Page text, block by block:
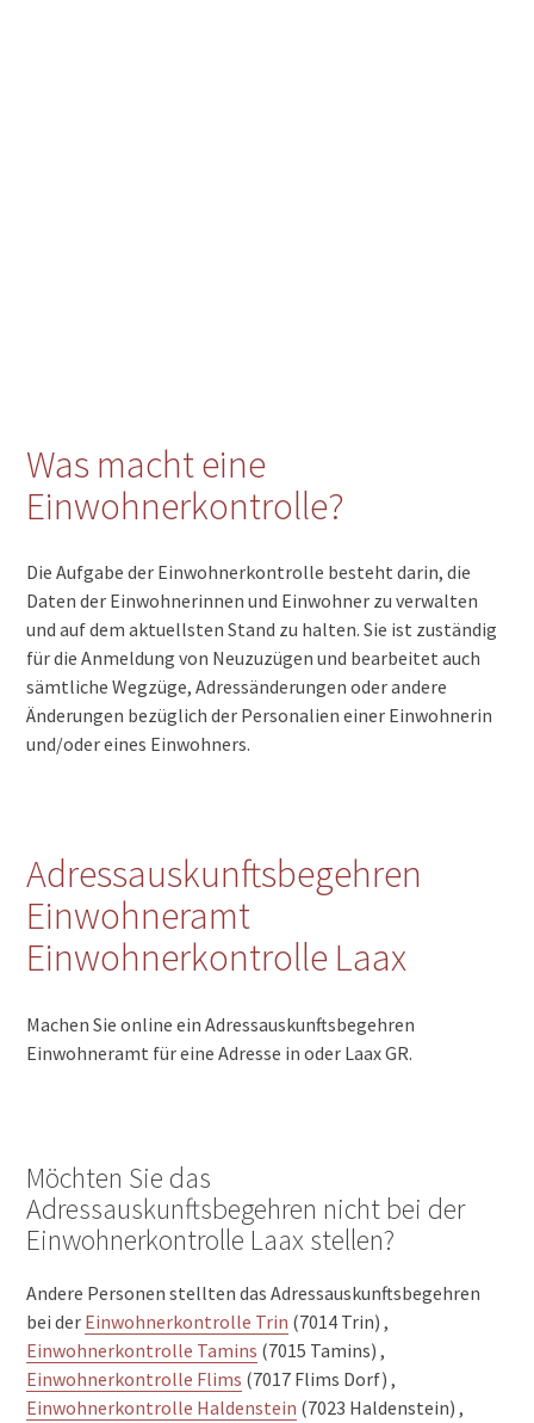
Was macht eine
Einwohnerkontrolle?
Die Aufgabe der Einwohnerkontrolle besteht darin, die
Daten der Einwohnerinnen und Einwohner zu verwalten
und auf dem aktuellsten Stand zu halten. Sie ist zuständig
für die Anmeldung von Neuzuzügen und bearbeitet auch
sämtliche Wegzüge, Adressänderungen oder andere
Änderungen bezüglich der Personalien einer Einwohnerin
und/oder eines Einwohners.
Adressauskunftsbegehren
Einwohneramt
Einwohnerkontrolle Laax
Machen Sie online ein Adressauskunftsbegehren
Einwohneramt für eine Adresse in oder Laax GR.
Möchten Sie das
Adressauskunftsbegehren nicht bei der
Einwohnerkontrolle Laax stellen?
Andere Personen stellten das Adressauskunftsbegehren
bei der Einwohnerkontrolle Trin (7014 Trin) ,
Einwohnerkontrolle Tamins (7015 Tamins) ,
Einwohnerkontrolle Flims (7017 Flims Dorf) ,
Einwohnerkontrolle Haldenstein (7023 Haldenstein) ,